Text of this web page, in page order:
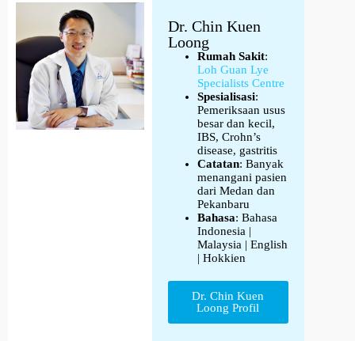
Dr. Chin Kuen
Loong
Rumah Sakit:
Loh Guan Lye
Specialists Centre
Spesialisasi:
Pemeriksaan usus
besar dan kecil,
IBS, Crohn’s
disease, gastritis
Catatan: Banyak
menangani pasien
dari Medan dan
Pekanbaru
Bahasa: Bahasa
Indonesia |
Malaysia | English
| Hokkien
Dr. Chin Kuen
Loong Profil